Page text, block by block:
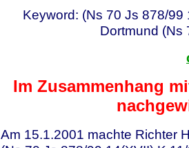
Keyword: (Ns 70 Js 878/
Dortmund (Ns
Im Zusammenhang
Am 15.1.2001 machte Richter